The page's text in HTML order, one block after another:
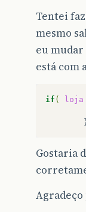
Tentei
mesmo
eu mudar
está com
if ( loja
Gostaria
Agradeço